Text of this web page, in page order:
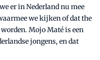
er in Nederland nu mee
we kijken of dat the
Mojo Maté is een
jongens, en dat